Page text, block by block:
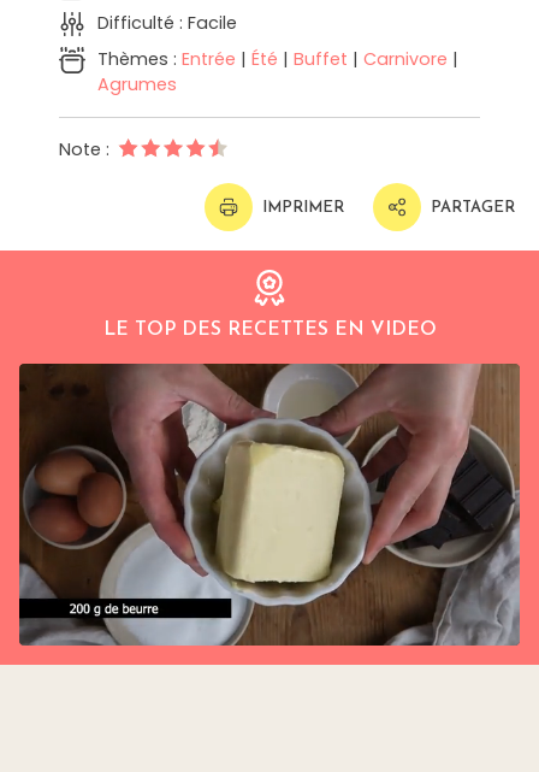
Difficulté : Facile
Thèmes : Entrée | Été | Buffet | Carnivore |
Agrumes
Note :
IMPRIMER PARTAGER
LE TOP DES RECETTES EN VIDEO